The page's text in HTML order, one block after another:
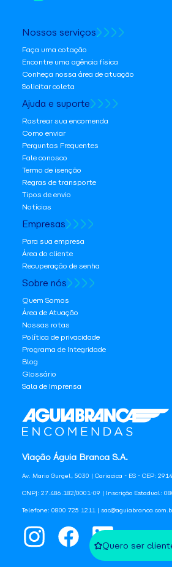
Quero ser
Viação Águia Branca S.A.
Av. Mario Gurgel, 5030 | Cariacica - ES - CEP:
CNPJ: 27.486.182/0001-09 | Inscrição Estadual:
Telefone: 0800 725 1211 |
Nossos serviços
Faça uma cotação
Encontre uma agência física
Conheça nossa área de atuação
Solicitar coleta
Ajuda e suporte
Rastrear sua encomenda
Como enviar
Perguntas Frequentes
Fale conosco
Termo de isenção
Regras de transporte
Tipos de envio
Notícias
Empresas
Para sua empresa
Área do cliente
Recuperação de senha
Sobre nós
Quem Somos
Área de Atuação
Nossas rotas
Política de privacidade
Programa de Integridade
Blog
Glossário
Sala de Imprensa